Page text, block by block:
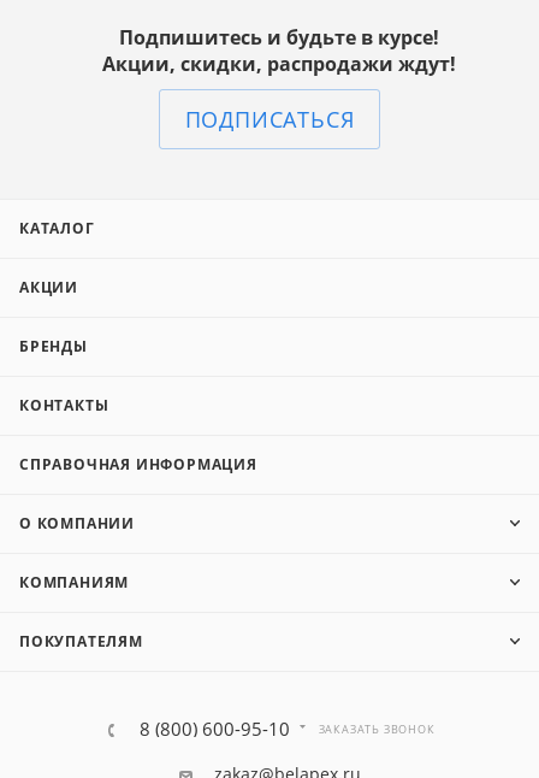
Подпишитесь и будьте в курсе!
Акции, скидки, распродажи ждут!
ПОДПИСАТЬСЯ
КАТАЛОГ
АКЦИИ
БРЕНДЫ
КОНТАКТЫ
СПРАВОЧНАЯ ИНФОРМАЦИЯ
О КОМПАНИИ
КОМПАНИЯМ
ПОКУПАТЕЛЯМ
8 (800) 600-95-10 ЗАКАЗАТЬ ЗВОНОК